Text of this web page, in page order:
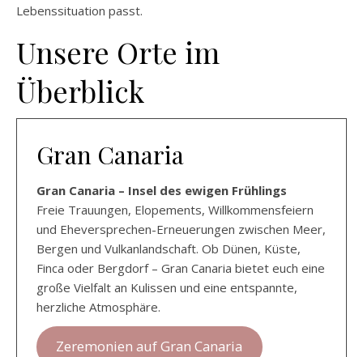
Lebenssituation passt.
Unsere Orte im
Überblick
Gran Canaria
Gran Canaria – Insel des ewigen Frühlings
Freie Trauungen, Elopements, Willkommensfeiern
und Eheversprechen-Erneuerungen zwischen Meer,
Bergen und Vulkanlandschaft. Ob Dünen, Küste,
Finca oder Bergdorf – Gran Canaria bietet euch eine
große Vielfalt an Kulissen und eine entspannte,
herzliche Atmosphäre.
Zeremonien auf Gran Canaria